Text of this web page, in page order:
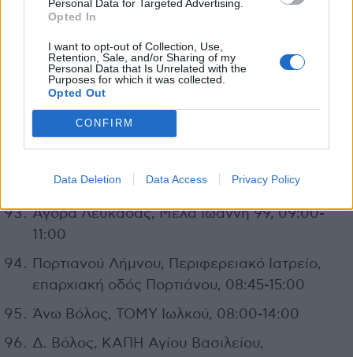
Personal Data for Targeted Advertising.
Opted In
I want to opt-out of Collection, Use,
Retention, Sale, and/or Sharing of my
Personal Data that Is Unrelated with the
Purposes for which it was collected.
Opted Out
CONFIRM
Data Deletion Data Access Privacy Policy
10:00-14:00
17:00
Σκούταρος, Λέσβος, 10:00-15:00
ΚΑΠΗ Λευκάδας, Σκιαδαρέση 3, 08:00-
16:00
1, 09:00-11:00
Αγορά Λευκάδας, Μελά Ιωάννη 99, 09:00-
11:00
Πορτιανού Λήμνου, Περιφερειακό Ιατρείο,
επαρχιακή οδός Πορτιάνου, 08:45-15:00
Άνω Βόλος, ΤΟΜΥ Ιωλκού, 08:00-14:00
Δ. Βόλος, ΚΑΠΗ Αγίου Βασιλείου,